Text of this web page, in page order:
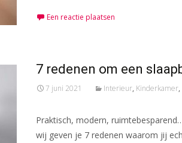
Een reactie plaatsen
7 redenen om een
7 juni 2021 Interieur, Kinderkamer,
Praktisch, modern,
wij geven je 7 redenen waarom jij